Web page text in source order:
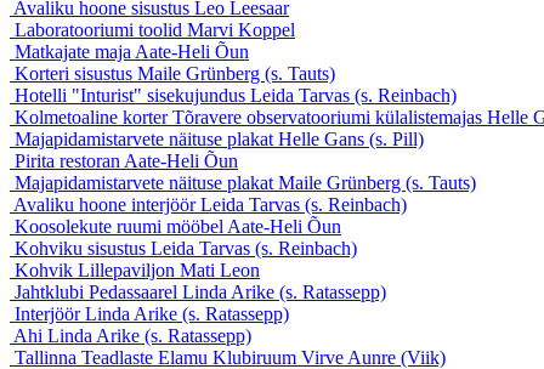
Avaliku hoone sisustus Leo Leesaar
Laboratooriumi toolid Marvi Koppel
Matkajate maja Aate-Heli Õun
Korteri sisustus Maile Grünberg (s. Tauts)
Hotelli "Inturist" sisekujundus Leida Tarvas (s. Reinbach)
Kolmetoaline korter Tõravere observatooriumi külalistemajas Helle
Majapidamistarvete näituse plakat Helle Gans (s. Pill)
Pirita restoran Aate-Heli Õun
Majapidamistarvete näituse plakat Maile Grünberg (s. Tauts)
Avaliku hoone interjöörLeida Tarvas (s. Reinbach)
Koosolekute ruumi mööbel Aate-Heli Õun
Kohviku sisustus Leida Tarvas (s. Reinbach)
Kohvik Lillepaviljon Mati Leon
Jahtklubi Pedassaarel Linda Arike (s. Ratassepp)
InterjöörLinda Arike (s. Ratassepp)
Ahi Linda Arike (s. Ratassepp)
Tallinna Teadlaste Elamu Klubiruum Virve Aunre (Viik)